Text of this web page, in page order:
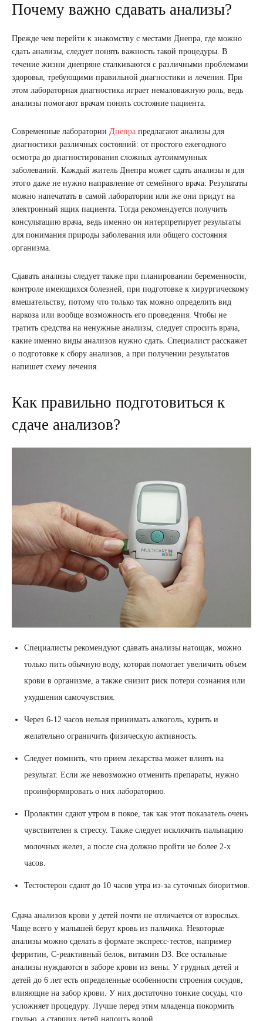
Почему важно сдавать анализы?
Прежде чем перейти к знакомству с местами Днепра, где можно
сдать анализы, следует понять важность такой процедуры. В
течение жизни днепряне сталкиваются с различными проблемами
здоровья, требующими правильной диагностики и лечения. При
этом лабораторная диагностика играет немаловажную роль, ведь
анализы помогают врачам понять состояние пациента.
Современные лаборатории Днепра предлагают анализы для
диагностики различных состояний: от простого ежегодного
осмотра до диагностирования сложных аутоиммунных
заболеваний. Каждый житель Днепра может сдать анализы и для
этого даже не нужно направление от семейного врача. Результаты
можно напечатать в самой лаборатории или же они придут на
электронный ящик пациента. Тогда рекомендуется получить
консультацию врача, ведь именно он интерпретирует результаты
для понимания природы заболевания или общего состояния
организма.
Сдавать анализы следует также при планировании беременности,
контроле имеющихся болезней, при подготовке к хирургическому
вмешательству, потому что только так можно определить вид
наркоза или вообще возможность его проведения. Чтобы не
тратить средства на ненужные анализы, следует спросить врача,
какие именно виды анализов нужно сдать. Специалист расскажет
о подготовке к сбору анализов, а при получении результатов
напишет схему лечения.
Как правильно подготовиться к
сдаче анализов?
Специалисты рекомендуют сдавать анализы натощак, можно
только пить обычную воду, которая помогает увеличить объем
крови в организме, а также снизит риск потери сознания или
ухудшения самочувствия.
Через 6-12 часов нельзя принимать алкоголь, курить и
желательно ограничить физическую активность.
Следует помнить, что прием лекарства может влиять на
результат. Если же невозможно отменить препараты, нужно
проинформировать о них лабораторию.
Пролактин сдают утром в покое, так как этот показатель очень
чувствителен к стрессу. Также следует исключить пальпацию
молочных желез, а после сна должно пройти не более 2-х
часов.
Тестостерон сдают до 10 часов утра из-за суточных биоритмов.
Сдача анализов крови у детей почти не отличается от взрослых.
Чаще всего у малышей берут кровь из пальчика. Некоторые
анализы можно сделать в формате экспресс-тестов, например
ферритин, C-реактивный белок, витамин D3. Все остальные
анализы нуждаются в заборе крови из вены. У грудных детей и
детей до 6 лет есть определенные особенности строения сосудов,
влияющие на забор крови. У них достаточно тонкие сосуды, что
усложняет процедуру. Лучше перед этим младенца покормить
грудью, а старших детей напоить водой.